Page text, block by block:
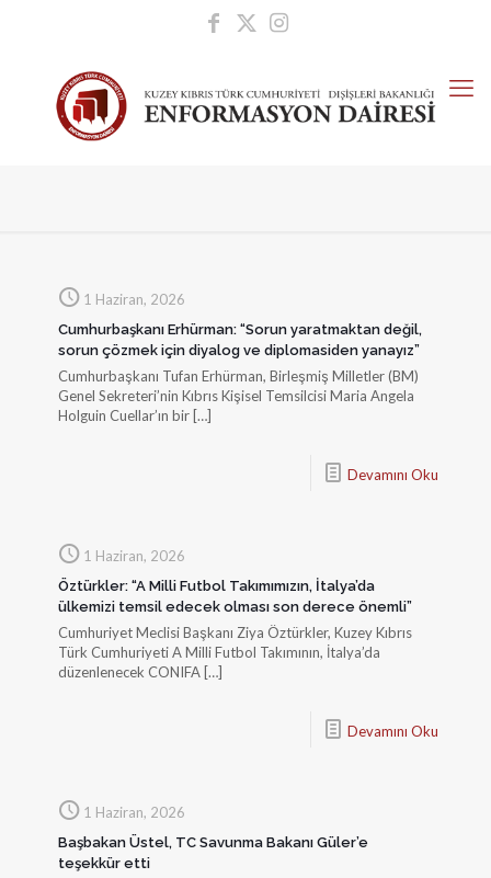
1 Haziran, 2026
Cumhurbaşkanı Erhürman: “Sorun yaratmaktan değil,
sorun çözmek için diyalog ve diplomasiden yanayız”
Cumhurbaşkanı Tufan Erhürman, Birleşmiş Milletler (BM)
Genel Sekreteri’nin Kıbrıs Kişisel Temsilcisi Maria Angela
Holguin Cuellar’ın bir […]
Devamını Oku
1 Haziran, 2026
Öztürkler: “A Milli Futbol Takımımızın, İtalya’da
ülkemizi temsil edecek olması son derece önemli”
Cumhuriyet Meclisi Başkanı Ziya Öztürkler, Kuzey Kıbrıs
Türk Cumhuriyeti A Milli Futbol Takımının, İtalya’da
düzenlenecek CONIFA […]
Devamını Oku
1 Haziran, 2026
Başbakan Üstel, TC Savunma Bakanı Güler’e
teşekkür etti